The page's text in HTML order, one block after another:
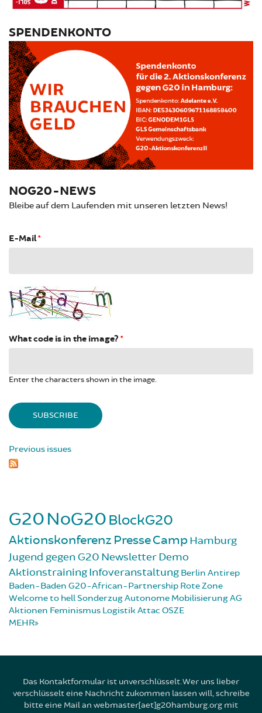
SPENDENKONTO
NOG20-NEWS
Bleibe auf dem Laufenden mit unseren letzten News!
E-Mail*
What code is in the image? *
Enter the characters shown in the image.
Previous issues
G20NoG20 BlockG20
Aktionskonferenz PresseCampHamburg
Jugend gegen G20 NewsletterDemo
AktionstrainingInfoveranstaltung Berlin Antirep
Baden-Baden G20-African-Partnership Rote Zone
Welcome to hellSonderzugAutonome MobilisierungAG
Aktionen Feminismus Logistik Attac OSZE
MEHR
Das Kontaktformular ist unverschlüsselt. Wer uns lieber
verschlüsselt eine Nachricht zukommen lassen will, schreibe
bitte eine Mail an webmaster[aet]g20hamburg.org mit